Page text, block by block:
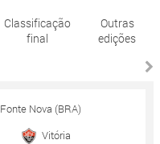
Classificação
final
Outras
edições
Nova (BRA)
Vitória